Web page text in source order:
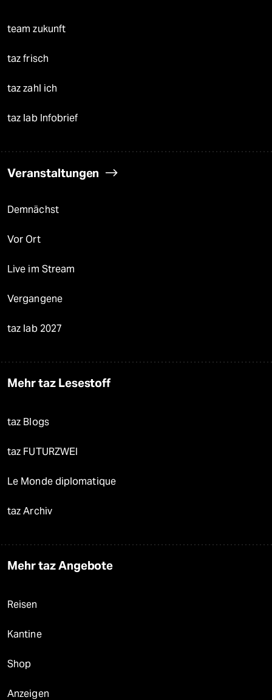
team zukunft
taz frisch
taz zahl ich
taz lab Infobrief
Veranstaltungen
Demnächst
Vor Ort
Live im Stream
Vergangene
taz lab 2027
Mehr taz Lesestoff
taz Blogs
taz FUTURZWEI
Le Monde diplomatique
taz Archiv
Mehr taz Angebote
Reisen
Kantine
Shop
Anzeigen